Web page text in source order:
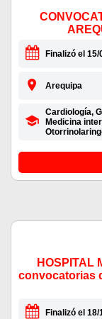
Finalizó el 15/
Arequipa
Cardiología,
Medicina
HOSPITAL
convocatorias
Finalizó el 18/